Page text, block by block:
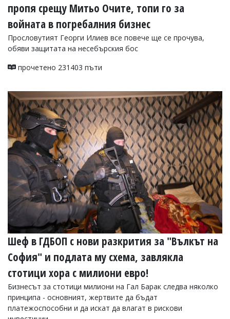
пропя срещу Митьо Очите, топи го за
войната в погребалния бизнес
Прословутият Георги Илиев все повече ще се прочува,
обяви защитата на несебърския бос
прочетено 231403 пъти
Шеф в ГДБОП с нови разкрития за "Вълкът на
София" и подлата му схема, завлякла
стотици хора с милиони евро!
Бизнесът за стотици милиони на Гал Барак следва няколко
принципа - основният, жертвите да бъдат
платежоспособни и да искат да влагат в рискови